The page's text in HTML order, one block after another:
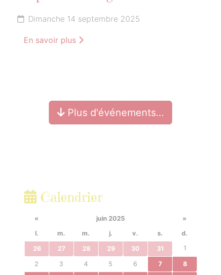
Dimanche 14 septembre 2025
En savoir plus
Plus d'événements…
Calendrier
« juin 2025
»
l.
m. m. j. v. s. d.
26 27 28 29 30 31 1
2 3 4 5 6 7 8